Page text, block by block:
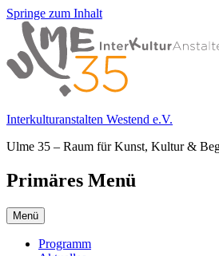
Springe zum Inhalt
Interkulturanstalten Westend e.V.
Ulme 35 – Raum für Kunst, Kultur &
Primäres Menü
Menü
Programm